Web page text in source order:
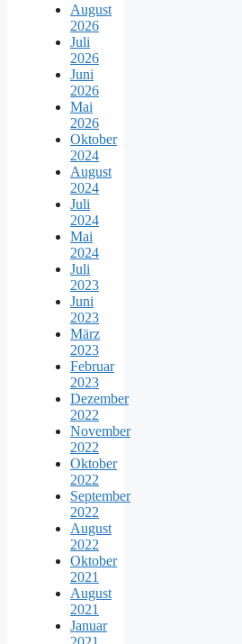
August
2026
Juli
2026
Juni
2026
Mai
2026
Oktober
2024
August
2024
Juli
2024
Mai
2024
Juli
2023
Juni
2023
März
2023
Februar
2023
Dezember
2022
November
2022
Oktober
2022
September
2022
August
2022
Oktober
2021
August
2021
Januar